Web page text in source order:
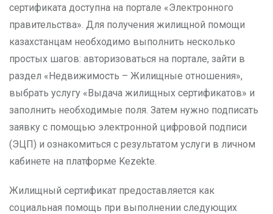
сертификата доступна на портале «Электронного
правительства». Для получения жилищной помощи
казахстанцам необходимо выполнить несколько
простых шагов: авторизоваться на портале, зайти в
раздел «Недвижимость – Жилищные отношения»,
выбрать услугу «Выдача жилищных сертификатов» и
заполнить необходимые поля. Затем нужно подписать
заявку с помощью электронной цифровой подписи
(ЭЦП) и ознакомиться с результатом услуги в личном
кабинете на платформе Kezekte.
Жилищный сертификат предоставляется как
социальная помощь при выполнении следующих